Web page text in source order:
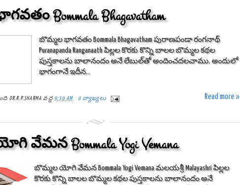
Bommala Bhagavatham
బొమ్మల భాగవతం Bommala Bhagavatham పురాణపండా రంగనాథ్
Puranapanda Ranganaath పిల్లల కొరకు కొన్ని బాలల బొమ్మల కథల
పుస్తకాలను బాలానందం అనే లేబుల్‌తో అందించదలచాము. అందులో
భాగంగానే ఇదీన...
Read more »
DR.R.P.SHARMA వద్ద 9:30 AM
0 వ్యాఖ్యలు
Bommala Yogi Vemana
బొమ్మల యోగి వేమన Bommala Yogi Vemana మలయశ్రీ Malayashri పిల్లల
కొరకు కొన్ని బాలల బొమ్మల కథల పుస్తకాలను బాలానందం అనే